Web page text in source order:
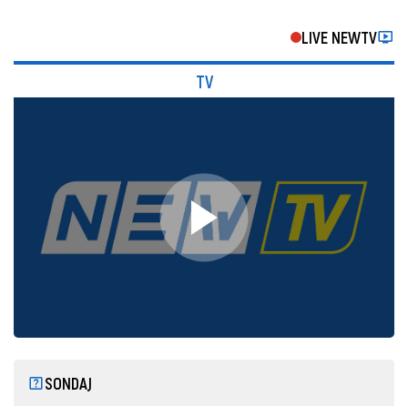
LIVE NEWTV
TV
SONDAJ